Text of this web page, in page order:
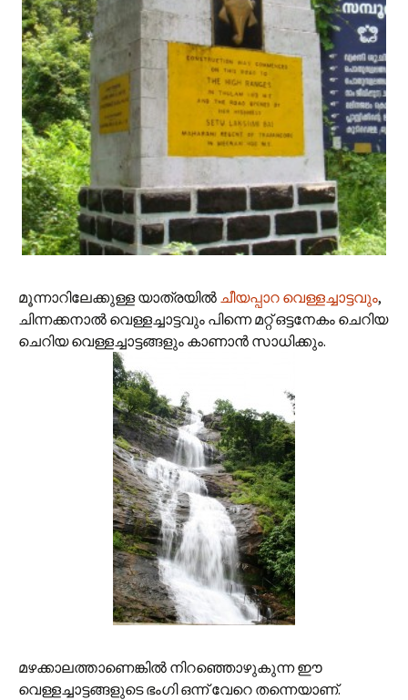
മൂന്നാറിലേക്കുള്ള യാത്രയില്‍ ചീയപ്പാറ വെള്ളച്ചാട്ടവും,
ചിന്നക്കനാല്‍ വെള്ളച്ചാട്ടവും പിന്നെ മറ്റ് ഒട്ടനേകം ചെറിയ
ചെറിയ വെള്ളച്ചാട്ടങ്ങളും കാണാന്‍ സാധിക്കും.
മഴക്കാലത്താണെങ്കില്‍ നിറഞ്ഞൊഴുകുന്ന ഈ
വെള്ളച്ചാട്ടങ്ങളുടെ ഭംഗി ഒന്ന് വേറെ തന്നെയാണ്.